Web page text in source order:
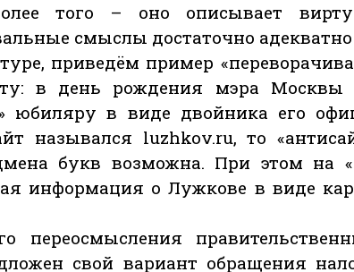
того – оно описывает
смыслы достаточно
приведём пример
в день рождения мэра Москвы
юбиляру в виде двойника его
назывался luzhkov.ru, то
букв возможна. При этом на
информация о Лужкове в виде
переосмысления
свой вариант обращения